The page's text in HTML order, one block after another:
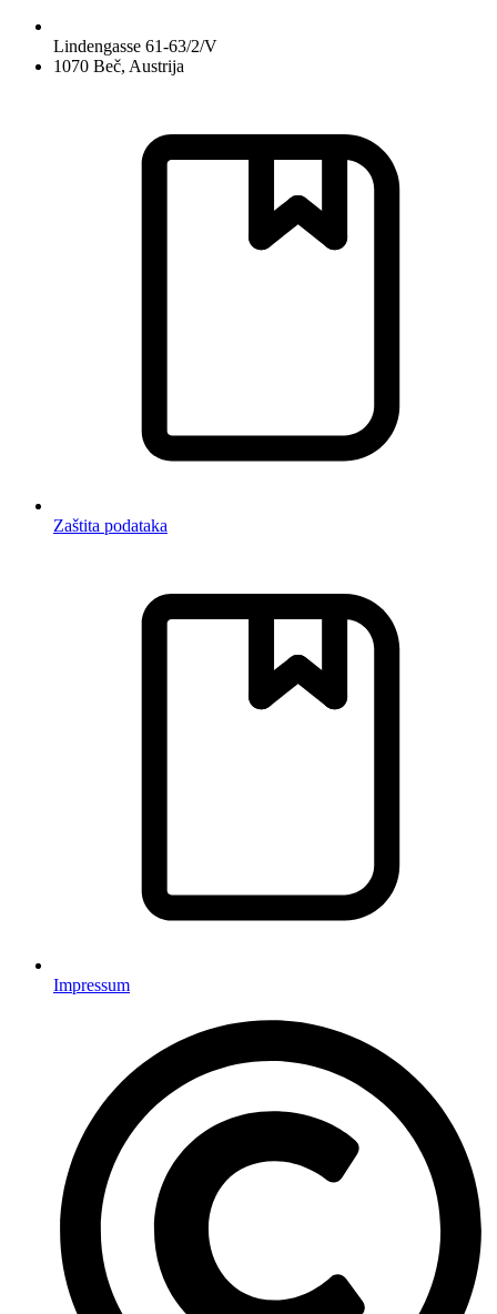
Lindengasse 61-63/2/V
1070 Beč, Austrija
Zaštita podataka
Impressum